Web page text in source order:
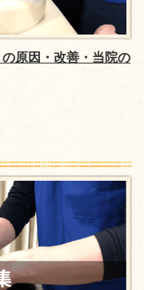
原因・改善・当院の